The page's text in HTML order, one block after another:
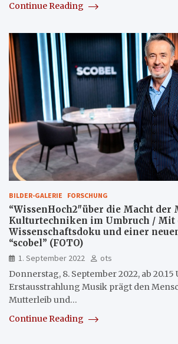
Continue Reading
BILDER-GALERIE FORSCHUNG
“WissenHoch2″über die Macht der
Kulturtechniken im Umbruch / Mit
Wissenschaftsdoku und einer
“scobel” (FOTO)
1. September 2022
ots
Donnerstag, 8. September 2022, ab 20.15
Erstausstrahlung Musik prägt den
Mutterleib und…
Continue Reading